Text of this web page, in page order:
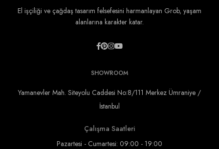
El işçiliği ve çağdaş tasarım felsefesini harmanlayan Grob, yaşam
alanlarına karakter katar.
SHOWROOM
Yamanevler Mah. Siteyolu Caddesi No:8/111 Merkez Ümraniye /
İstanbul
Çalışma Saatleri
Pazartesi - Cumartesi: 09:00 - 19:00